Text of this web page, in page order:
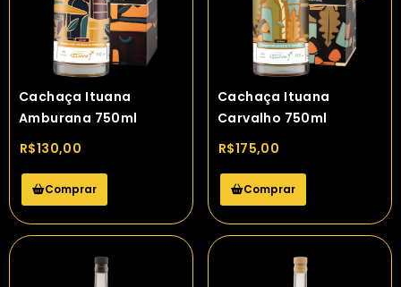
Cachaça Ituana
Amburana 750ml
R$130,00
Comprar
Cachaça Ituana
Carvalho 750ml
R$175,00
Comprar